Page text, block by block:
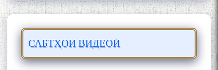
САБТҲОИ ВИДЕОӢ
ЛОҲУТӢ - ФИЛМИ
МУСТАНАД